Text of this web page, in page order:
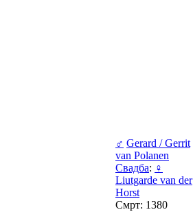
♂ Gerard / Gerrit
van Polanen
Свадба: ♀
Liutgarde van der
Horst
Смрт: 1380